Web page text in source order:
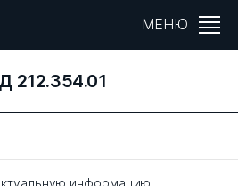
МЕНЮ
Д 212.354.01
информацию